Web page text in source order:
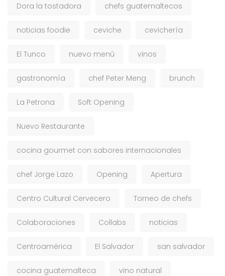
Dora la tostadora chefs guatemaltecos
noticias foodie ceviche cevichería
El Tunco nuevo menú vinos
gastronomía chef Peter Meng brunch
La Petrona Soft Opening
Nuevo Restaurante
cocina gourmet con sabores internacionales
chef Jorge Lazo Opening Apertura
Centro Cultural Cervecero Torneo de chefs
Colaboraciones Collabs noticias
Centroamérica El Salvador san salvador
cocina guatemalteca vino natural